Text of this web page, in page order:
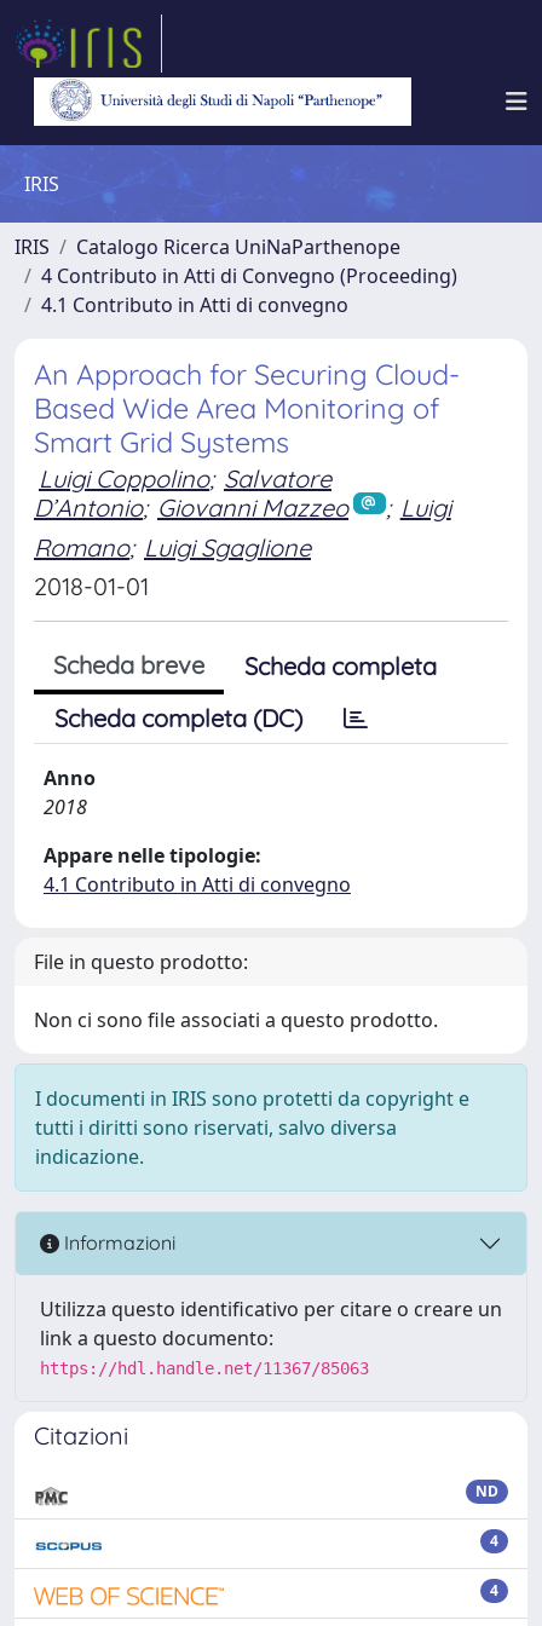
IRIS
IRIS
Catalogo Ricerca UniNaParthenope
4 Contributo in Atti di Convegno (Proceeding)
4.1 Contributo in Atti di convegno
An Approach for Securing Cloud-
Based Wide Area Monitoring of
Smart Grid Systems
Luigi Coppolino; Salvatore
D’Antonio; Giovanni Mazzeo ; Luigi
Romano; Luigi Sgaglione
2018-01-01
Scheda breve
Scheda completa
Scheda completa (DC)
Anno
2018
Appare nelle tipologie:
4.1 Contributo in Atti di convegno
File in questo prodotto:
Non ci sono file associati a questo prodotto.
I documenti in IRIS sono protetti da copyright e
tutti i diritti sono riservati, salvo diversa
indicazione.
Informazioni
Utilizza questo identificativo per citare o creare un
link a questo documento:
https://hdl.handle.net/11367/85063
Citazioni
ND
4
4